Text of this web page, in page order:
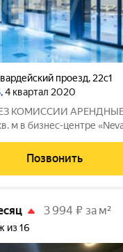
проезд, 22с1
, 4 квартал 2020
м в бизнес-центре
Все включено (НДС,
Позвонить
3 994 ₽ за м²
из 16